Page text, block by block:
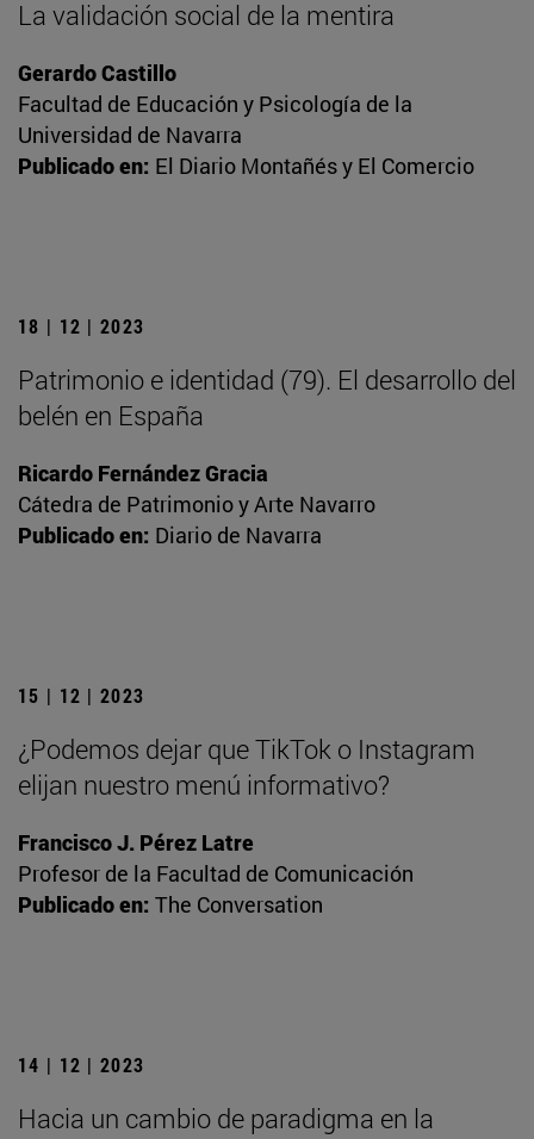
La validación social de la mentira
Gerardo Castillo
Facultad de Educación y Psicología de la
Universidad de Navarra
Publicado en: El Diario Montañés y El Comercio
18 | 12 | 2023
Patrimonio e identidad (79). El desarrollo del
belén en España
Ricardo Fernández Gracia
Cátedra de Patrimonio y Arte Navarro
Publicado en: Diario de Navarra
15 | 12 | 2023
¿Podemos dejar que TikTok o Instagram
elijan nuestro menú informativo?
Francisco J. Pérez Latre
Profesor de la Facultad de Comunicación
Publicado en: The Conversation
14 | 12 | 2023
Hacia un cambio de paradigma en la